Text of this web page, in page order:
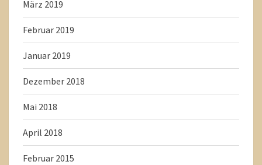
März 2019
Februar 2019
Januar 2019
Dezember 2018
Mai 2018
April 2018
Februar 2015